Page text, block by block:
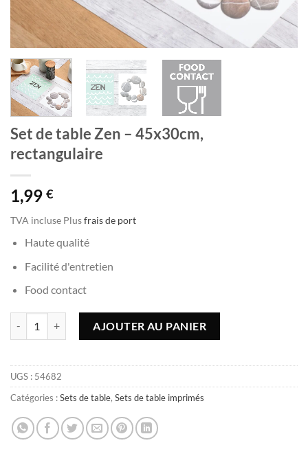
Set de table Zen – 45x30cm,
rectangulaire
1,99 €
TVA incluse Plusfrais de port
Haute qualité
Facilité d'entretien
Food contact
AJOUTER AU PANIER
UGS : 54682
Catégories :Sets de table, Sets de table imprimés